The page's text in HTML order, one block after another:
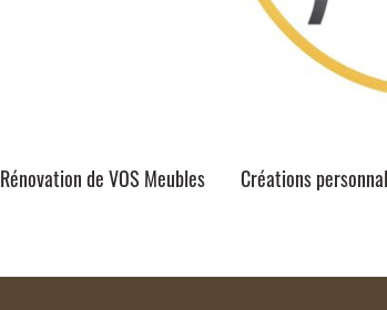
Rénovation de VOS Meubles Créations